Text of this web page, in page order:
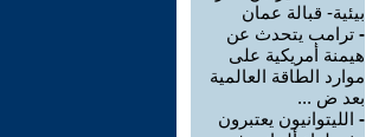
بيئية- قبالة عمان
- ترامب يتحدث عن
هيمنة أمريكية على
موارد الطاقة العالمية
بعد ض ...
- الليتوانيون يعتبرون